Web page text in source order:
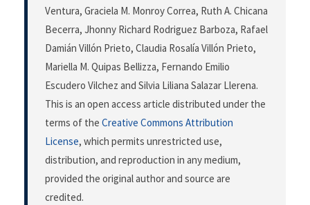
Ventura, Graciela M. Monroy Correa, Ruth A. Chicana
Becerra, Jhonny Richard Rodriguez Barboza, Rafael
Damián Villón Prieto, Claudia Rosalía Villón Prieto,
Mariella M. Quipas Bellizza, Fernando Emilio
Escudero Vilchez and Silvia Liliana Salazar Llerena.
This is an open access article distributed under the
terms of the Creative Commons Attribution
License, which permits unrestricted use,
distribution, and reproduction in any medium,
provided the original author and source are
credited.